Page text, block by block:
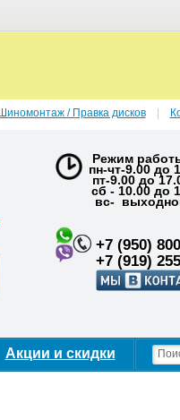
Режим
пн-чт-9.00 до
пт-9.00 до
сб - 10.00 до
вс-
+7 (950)
+7 (919)
Акции и скидки
Шиномонтаж / Правка дисков